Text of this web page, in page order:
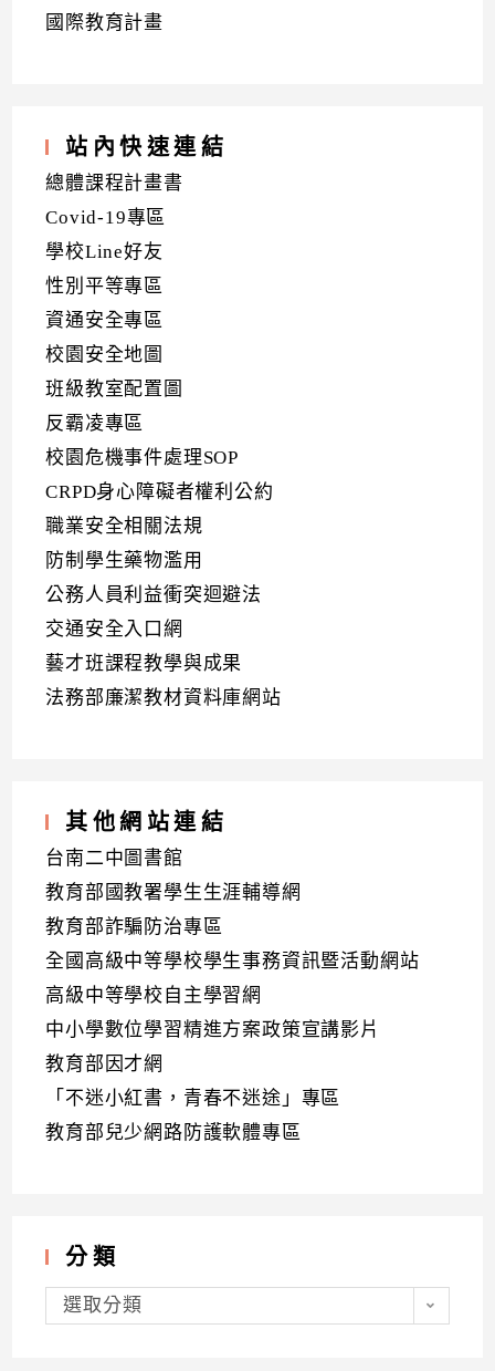
國際教育計畫
站內快速連結
總體課程計畫書
Covid-19專區
學校Line好友
性別平等專區
資通安全專區
校園安全地圖
班級教室配置圖
反霸凌專區
校園危機事件處理SOP
CRPD身心障礙者權利公約
職業安全相關法規
防制學生藥物濫用
公務人員利益衝突迴避法
交通安全入口網
藝才班課程教學與成果
法務部廉潔教材資料庫網站
其他網站連結
台南二中圖書館
教育部國教署學生生涯輔導網
教育部詐騙防治專區
全國高級中等學校學生事務資訊暨活動網站
高級中等學校自主學習網
中小學數位學習精進方案政策宣講影片
教育部因才網
「不迷小紅書，青春不迷途」專區
教育部兒少網路防護軟體專區
分類
分
類選取分類